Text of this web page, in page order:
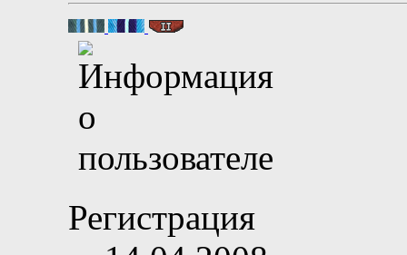
Регистрация